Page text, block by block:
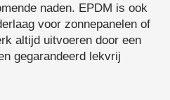
naden. EPDM is ook
voor zonnepanelen of
altijd uitvoeren door een
gegarandeerd lekvrij